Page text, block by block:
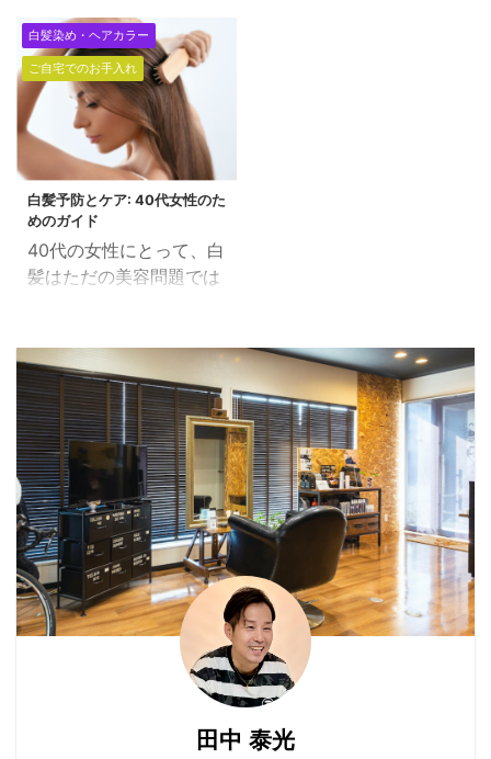
る「酸熱トリートメン
ト」なるものも巷ではみ
かけますけど、 エイジン
グ毛に対してのアプロー
チの方法としては
「？？？」なリスクも考
えられます。 そうなると
個人的に ...
へ、髪のエイジングケア
についてお伝えします。
ダメージ毛やカラーダメ
ージでお悩みの方には、
特におすすめです。 レ
ブリン酸トリートメント
の特徴 年齢を重ねると、
髪もエイジングしてツヤ
や艶感が失われますよ
ね。 そんなエイジング毛
やダメージ毛に効果的な
酸は、髪の中にあるセラ
ミド（保湿成分）と非常
によく似た成分であり、
髪の芯まで浸透し、ダメ
ージを補修してくれま
す。 また、ヘアカラーと
の相性も良いため、カラ
ーダメージを受けた髪に
も最 ...
し、ダメージを最小限に
抑えるのです。 まさに究
極の補修力を発揮する成
分なのです。 2. 髪の内
部から補修する革新的な
技術 通常のシャン ...
白髪染め・ヘアカラー
ご自宅でのお手入れ
白髪予防とケア: 40代女性のた
めのガイド
40代の女性にとって、白
髪はただの美容問題では
とも言えます。 この記事
では、白髪の予防とケア
に関して、科学的根拠に
基づきながらも、理解し
やすい方法で詳しく解説
します。 1. 白髪が生じる
原因 白髪は、髪の毛を形
成する毛乳頭にあるメラ
ノサイトがメラニン色素
を十分に生産しなくなる
ことで生じます。 年齢を
重ねると、このメラノサ
イトの機能が自然と衰
え、白髪が現れ始めま
す。 また、遺伝、ストレ
ス、栄養不足なども白髪田中 泰光